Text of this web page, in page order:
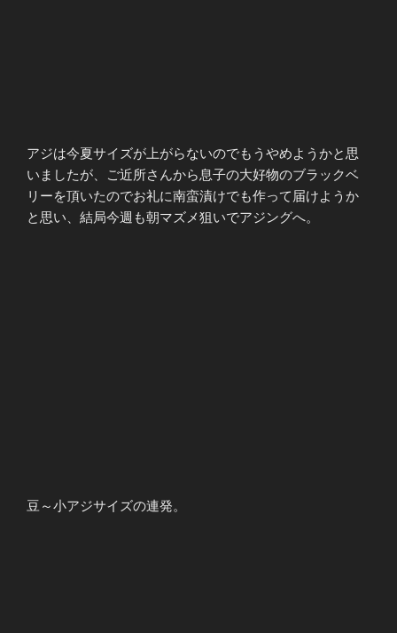
アジは今夏サイズが上がらないのでもうやめようかと思
いましたが、ご近所さんから息子の大好物のブラックベ
リーを頂いたのでお礼に南蛮漬けでも作って届けようか
と思い、結局今週も朝マズメ狙いでアジングへ。
豆～小アジサイズの連発。